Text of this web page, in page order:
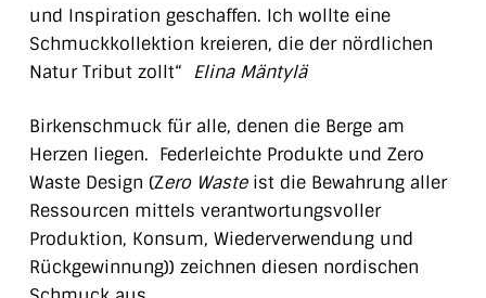
und Inspiration geschaffen. Ich wollte eine
Schmuckkollektion kreieren, die der nördlichen
Natur Tribut zollt“ Elina Mäntylä
Birkenschmuck für alle, denen die Berge am
Herzen liegen. Federleichte Produkte und Zero
Waste Design (Zero Wasteist die Bewahrung aller
Ressourcen mittels verantwortungsvoller
Produktion, Konsum, Wiederverwendung und
Rückgewinnung)) zeichnen diesen nordischen